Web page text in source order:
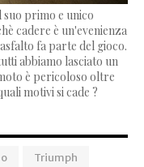
suo primo e unico
cadere è un'evenienza
fa parte del gioco.
abbiamo lasciato un
è pericoloso oltre
motivi si cade ?
Triumph